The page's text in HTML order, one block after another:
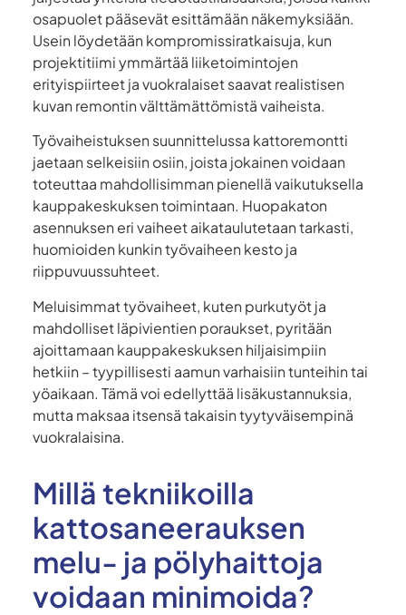
osapuolet pääsevät esittämään näkemyksiään.
Usein löydetään kompromissiratkaisuja, kun
projektitiimi ymmärtää liiketoimintojen
erityispiirteet ja vuokralaiset saavat realistisen
kuvan remontin välttämättömistä vaiheista.
Työvaiheistuksen suunnittelussa kattoremontti
jaetaan selkeisiin osiin, joista jokainen voidaan
toteuttaa mahdollisimman pienellä vaikutuksella
kauppakeskuksen toimintaan. Huopakaton
asennuksen eri vaiheet aikataulutetaan tarkasti,
huomioiden kunkin työvaiheen kesto ja
riippuvuussuhteet.
Meluisimmat työvaiheet, kuten purkutyöt ja
mahdolliset läpivientien poraukset, pyritään
ajoittamaan kauppakeskuksen hiljaisimpiin
hetkiin – tyypillisesti aamun varhaisiin tunteihin tai
yöaikaan. Tämä voi edellyttää lisäkustannuksia,
mutta maksaa itsensä takaisin tyytyväisempinä
vuokralaisina.
Millä tekniikoilla
kattosaneerauksen
melu- ja pölyhaittoja
voidaan minimoida?